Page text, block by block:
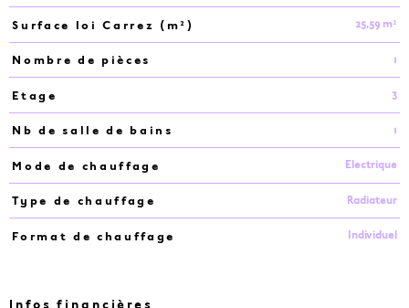
Surface loi Carrez (m²) 25,59 m²
Nombre de pièces 1
Etage 3
Nb de salle de bains 1
Mode de chauffage Electrique
Type de chauffage Radiateur
Format de chauffage Individuel
Infos financières